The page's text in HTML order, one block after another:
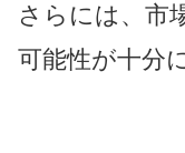
さらには、市
可能性が十分